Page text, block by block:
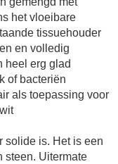
het vloeibare
tissuehouder
en volledig
heel erg glad
of bacteriën
als toepassing voor
solide is. Het is een
steen. Uitermate